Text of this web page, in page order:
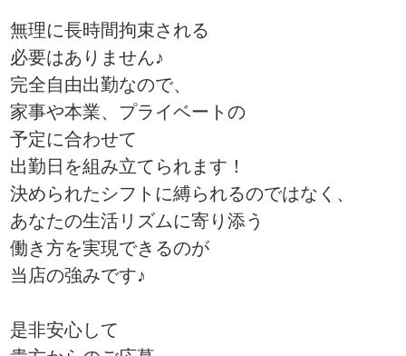
無理に長時間拘束される
必要はありません♪
完全自由出勤なので、
家事や本業、プライベートの
予定に合わせて
出勤日を組み立てられます！
決められたシフトに縛られるのではなく、
あなたの生活リズムに寄り添う
働き方を実現できるのが
当店の強みです♪
是非安心して